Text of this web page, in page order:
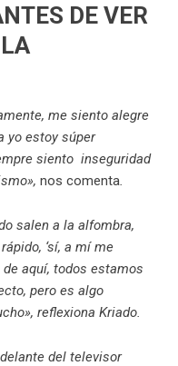
DE VER
me siento alegre
yo estoy súper
siento inseguridad
nos comenta.
salen a la alfombra,
‘sí, a mí me
de aquí, todos estamos
pero es algo
reflexiona Kriado.
del televisor